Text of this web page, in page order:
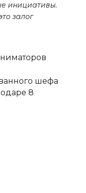
инициативы.
залог
шефа
8